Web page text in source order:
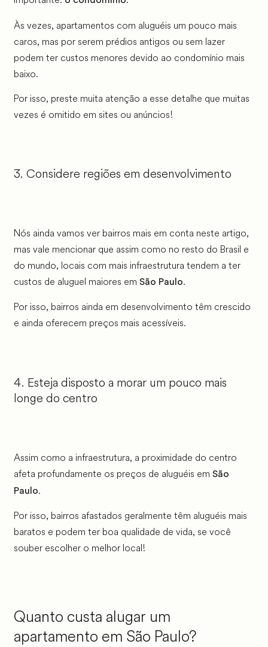
Às vezes, apartamentos com aluguéis um pouco mais
caros, mas por serem prédios antigos ou sem lazer
podem ter custos menores devido ao condomínio mais
baixo.
Por isso, preste muita atenção a esse detalhe que muitas
vezes é omitido em sites ou anúncios!
3. Considere regiões em desenvolvimento
Nós ainda vamos ver bairros mais em conta neste artigo,
mas vale mencionar que assim como no resto do Brasil e
do mundo, locais com mais infraestrutura tendem a ter
custos de aluguel maiores em São Paulo.
Por isso, bairros ainda em desenvolvimento têm crescido
e ainda oferecem preços mais acessíveis.
4. Esteja disposto a morar um pouco mais
longe do centro
Assim como a infraestrutura, a proximidade do centro
afeta profundamente os preços de aluguéis em São
Paulo.
Por isso, bairros afastados geralmente têm aluguéis mais
baratos e podem ter boa qualidade de vida, se você
souber escolher o melhor local!
Quanto custa alugar um
apartamento em São Paulo?